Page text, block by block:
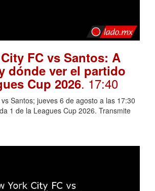
FC vs Santos: A
dónde ver el partido
Cup 2026. 17:40
Santos; jueves 6 de agosto a las 17:30
1 de la Leagues Cup 2026. Transmite